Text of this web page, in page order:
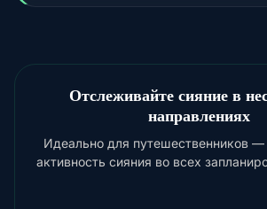
Отслеживайте сияние в
направлениях
Идеально для путешественников —
активность сияния во всех